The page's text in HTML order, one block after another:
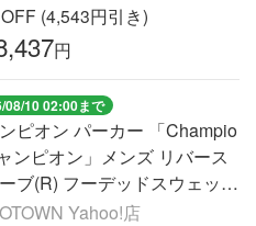
(4,543円引き)
円
08/10 02:00まで
ピオン パーカー 「Champio
ンピオン」メンズ リバース
ブ(R) フーデッドスウェット
メンズYahoo!店